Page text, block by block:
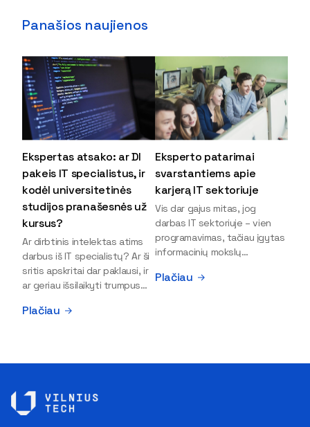
Panašios naujienos
Ekspertas atsako: ar DI
pakeis IT specialistus, ir
kodėl universitetinės
studijos pranašesnės už
kursus?
Ar dirbtinis intelektas atims
darbus iš IT specialistų? Ar ši
sritis apskritai dar paklausi, ir
ar geriau išsilaikyti trumpus
universitetą? Tokie klausimai
ypatybes bei universitetinių
studijų pranašumą pasakoja
Plačiau
Eksperto patarimai
svarstantiems apie
karjerą IT sektoriuje
Vis dar gajus mitas, jog
darbas IT sektoriuje – vien
programavimas, tačiau įgytas
informacinių mokslų
kas daugiau durų ir net
Plačiau